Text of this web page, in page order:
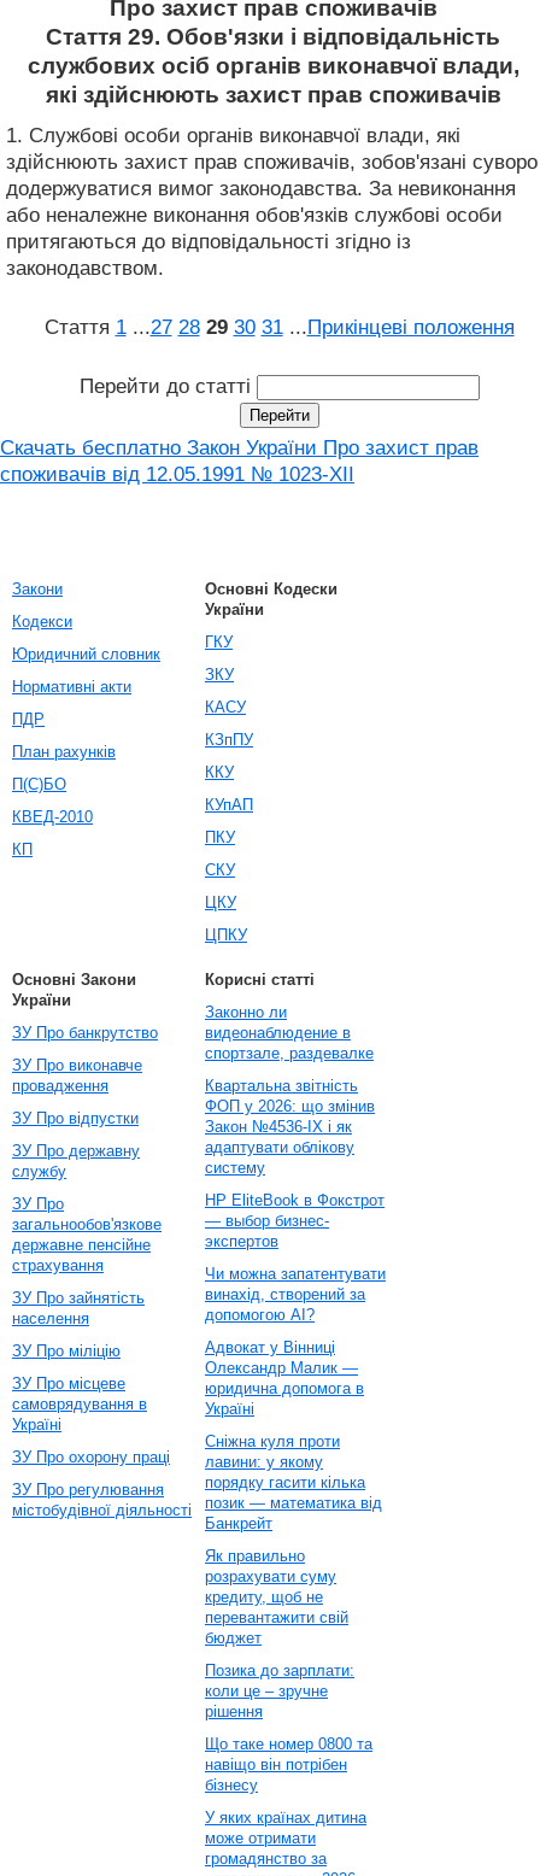
Про захист прав споживачів
Стаття 29. Обов'язки і відповідальність
службових осіб органів виконавчої влади,
які здійснюють захист прав споживачів
1. Службові особи органів виконавчої влади, які
здійснюють захист прав споживачів, зобов'язані суворо
додержуватися вимог законодавства. За невиконання
або неналежне виконання обов'язків службові особи
притягаються до відповідальності згідно із
законодавством.
Стаття 1 ...27 28 29 30 31 ...Прикінцеві положення
Перейти до статті
Скачать бесплатно Закон України Про захист прав
споживачів вiд 12.05.1991 № 1023-XII
Закони
Кодекси
Юридичний словник
Нормативні акти
ПДР
План рахунків
П(С)БО
КВЕД-2010
КП
Основні Кодески
України
ГКУ
ЗКУ
КАСУ
КЗпПУ
ККУ
КУпАП
ПКУ
СКУ
ЦКУ
ЦПКУ
Основні Закони
України
ЗУ Про банкрутство
ЗУ Про виконавче
провадження
ЗУ Про відпустки
ЗУ Про державну
службу
ЗУ Про
загальнообов'язкове
державне пенсійне
страхування
ЗУ Про зайнятість
населення
ЗУ Про міліцію
ЗУ Про місцеве
самоврядування в
Україні
ЗУ Про охорону праці
ЗУ Про регулювання
містобудівної діяльності
Корисні статті
Законно ли
видеонаблюдение в
спортзале, раздевалке
Квартальна звітність
ФОП у 2026: що змінив
Закон №4536-IX і як
адаптувати облікову
систему
HP EliteBook в Фокстрот
— выбор бизнес-
экспертов
Чи можна запатентувати
винахід, створений за
допомогою AI?
Адвокат у Вінниці
Олександр Малик —
юридична допомога в
Україні
Сніжна куля проти
лавини: у якому
порядку гасити кілька
позик — математика від
Банкрейт
Як правильно
розрахувати суму
кредиту, щоб не
перевантажити свій
бюджет
Позика до зарплати:
коли це – зручне
рішення
Що таке номер 0800 та
навіщо він потрібен
бізнесу
У яких країнах дитина
може отримати
громадянство за